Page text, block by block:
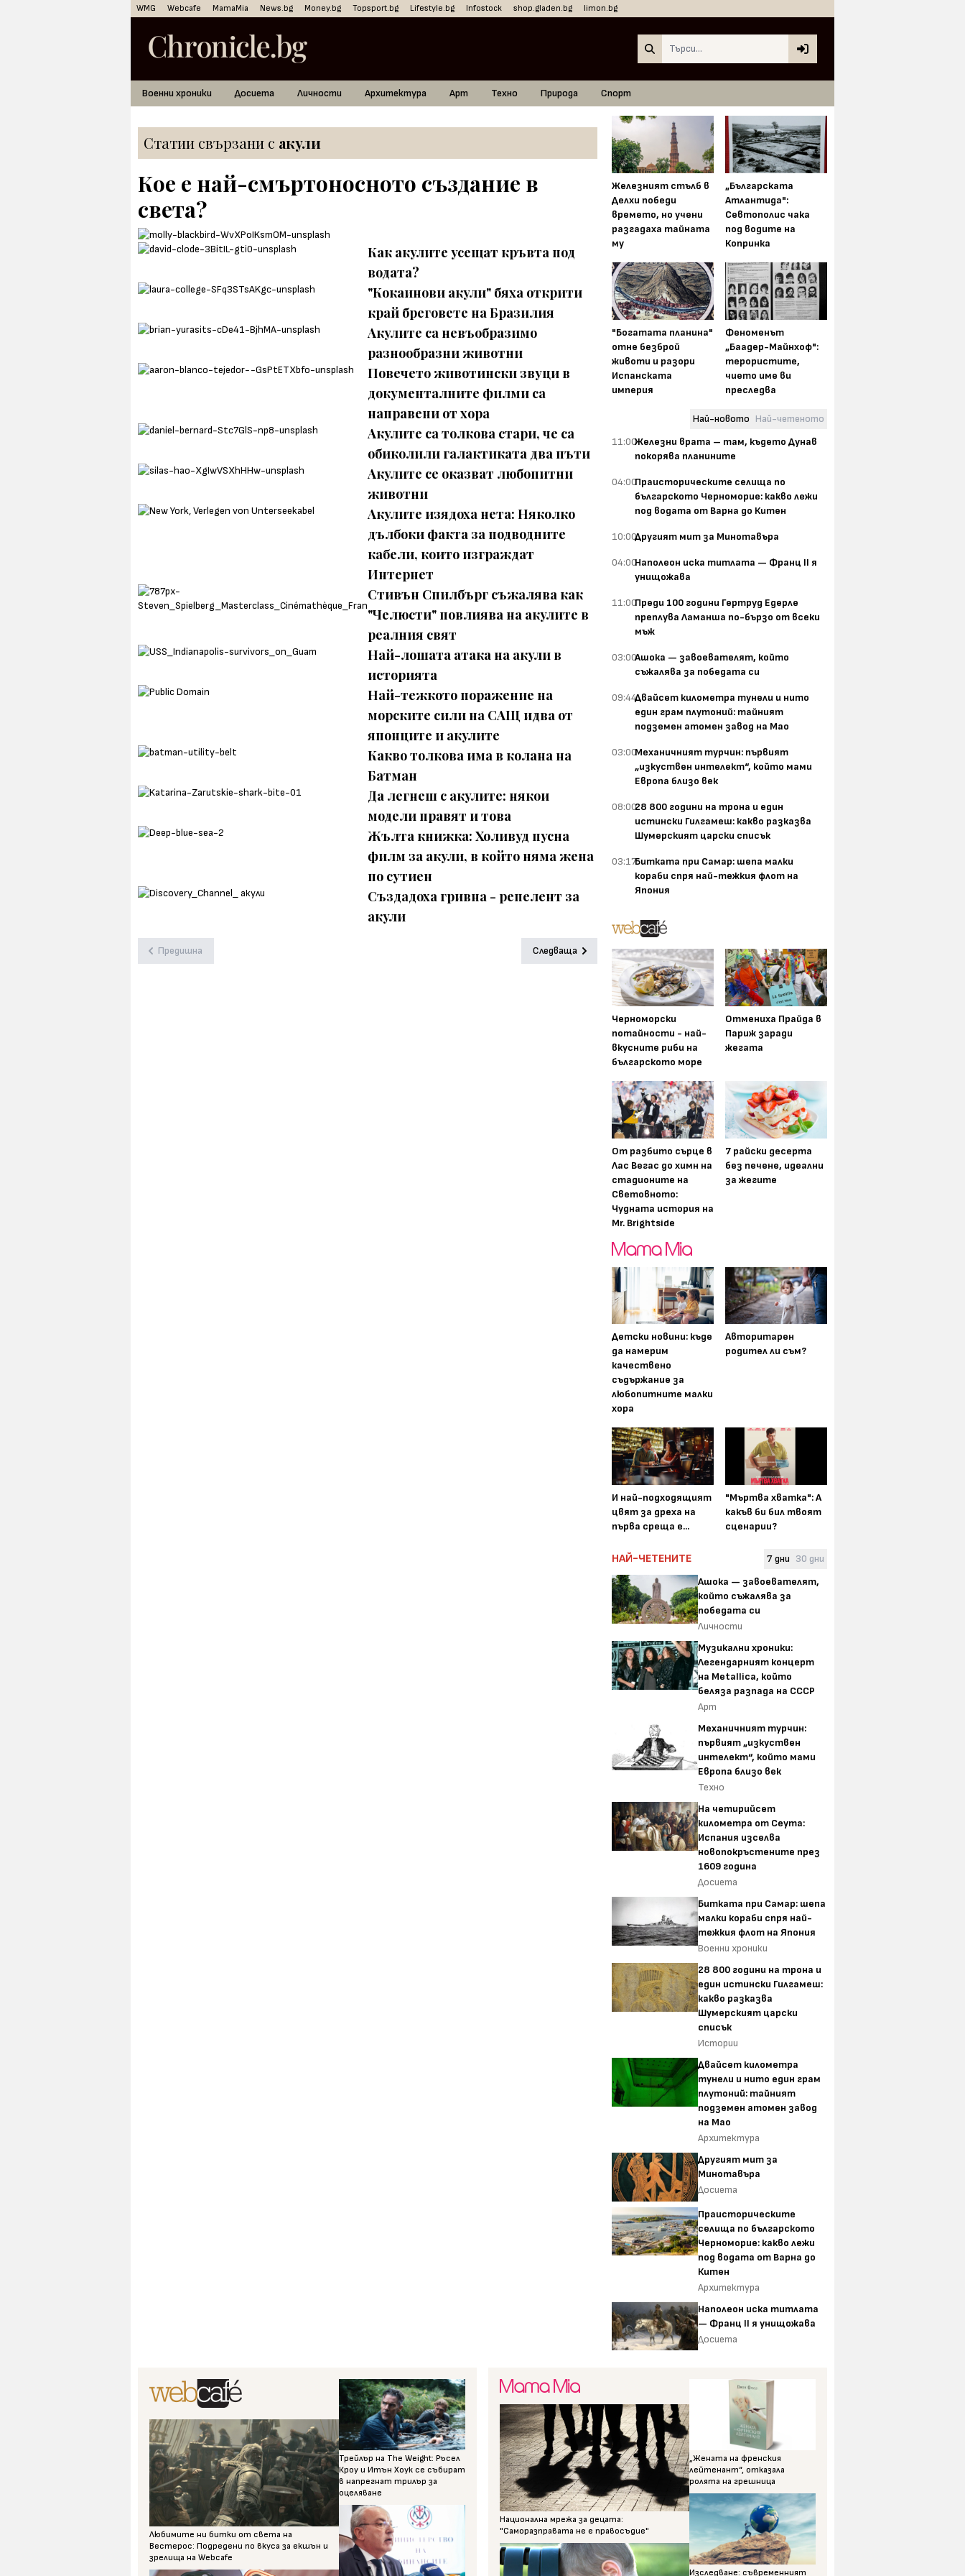
WMG Webcafe MamaMia News.bg Money.bg Topsport.bg Lifestyle.bg Infostock shop.gladen.bg limon.bg
Военни хроники Досиета Личности Архитектура Арт Техно Природа Спорт
Статии свързани с акули
Кое е най-смъртоносното създание в
света?
Как акулите усещат кръвта под
водата?
"Кокаинови акули" бяха открити
край бреговете на Бразилия
Акулите са невъобразимо
разнообразни животни
Повечето животински звуци в
документалните филми са
направени от хора
Акулите са толкова стари, че са
обиколили галактиката два пъти
Акулите се оказват любопитни
животни
Акулите изядоха нета: Няколко
дълбоки факта за подводните
кабели, които изграждат
Интернет
Стивън Спилбърг съжалява как
"Челюсти" повлиява на акулите в
реалния свят
Най-лошата атака на акули в
историята
Най-тежкото поражение на
морските сили на САЩ идва от
японците и акулите
Какво толкова има в колана на
Батман
Да легнеш с акулите: някои
модели правят и това
Жълта книжка: Холивуд пусна
филм за акули, в който няма жена
по сутиен
Създадоха гривна - репелент за
акули
Предишна Следваща
Железният стълб в
Делхи победи
времето, но учени
разгадаха тайната
му
„Българската
Атлантида":
Севтополис чака
под водите на
Копринка
"Богатата планина"
отне безброй
животи и разори
Испанската
империя
Феноменът
„Баадер-Майнхоф":
терористите,
чието име ви
преследва
Най-новото Най-четеното
11:00Железни врата – там, където Дунав
покорява планините
04:00Праисторическите селища по
българското Черноморие: какво лежи
под водата от Варна до Китен
10:00Другият мит за Минотавъра
04:00Наполеон иска титлата — Франц II я
унищожава
11:00Преди 100 години Гертруд Едерле
преплува Ламанша по-бързо от всеки
мъж
03:00Ашока — завоевателят, който
съжалява за победата си
09:44Двайсет километра тунели и нито
един грам плутоний: тайният
подземен атомен завод на Мао
03:00Механичният турчин: първият
„изкуствен интелект“, който мами
Европа близо век
08:0028 800 години на трона и един
истински Гилгамеш: какво разказва
Шумерският царски списък
03:17Битката при Самар: шепа малки
кораби спря най-тежкия флот на
Япония
Черноморски
потайности - най-
вкусните риби на
българското море
Отмениха Прайда в
Париж заради
жегата
От разбито сърце в
Лас Вегас до химн на
стадионите на
Световното:
Чудната история на
Mr. Brightside
7 райски десерта
без печене, идеални
за жегите
Детски новини: къде
да намерим
качествено
съдържание за
любопитните малки
хора
Авторитарен
родител ли съм?
И най-подходящият
цвят за дреха на
първа среща е...
"Мъртва хватка": А
какъв би бил твоят
сценарии?
НАЙ-ЧЕТЕНИТЕ 7 дни 30 дни
Ашока — завоевателят,
който съжалява за
победата си
Личности
Музикални хроники:
Легендарният концерт
на Metallica, който
беляза разпада на СССР
Арт
Механичният турчин:
първият „изкуствен
интелект“, който мами
Европа близо век
Техно
На четирийсет
километра от Сеута:
Испания изселва
новопокръстените през
1609 година
Досиета
Битката при Самар: шепа
малки кораби спря най-
тежкия флот на Япония
Военни хроники
28 800 години на трона и
един истински Гилгамеш:
какво разказва
Шумерският царски
списък
Истории
Двайсет километра
тунели и нито един грам
плутоний: тайният
подземен атомен завод
на Мао
Архитектура
Другият мит за
Минотавъра
Досиета
Праисторическите
селища по българското
Черноморие: какво лежи
под водата от Варна до
Китен
Архитектура
Наполеон иска титлата
— Франц II я унищожава
Досиета
Любимите ни битки от света на
Вестерос: Подредени по вкуса за екшън и
зрелища на Webcafe
Трейлър на The Weight: Ръсел
Кроу и Итън Хоук се събират
в напрегнат трилър за
оцеляване
Национална мрежа за децата:
"Саморазправата не е правосъдие"
„Жената на френския
лейтенант“, отказала
ролята на грешница
Изследване: съвременният